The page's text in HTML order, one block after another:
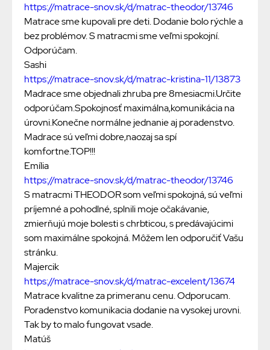
https://matrace-snov.sk/d/matrac-theodor/13746
Matrace sme kupovali pre deti. Dodanie bolo rýchle a
bez problémov. S matracmi sme veľmi spokojní.
Odporúčam.
Sashi
https://matrace-snov.sk/d/matrac-kristina-11/13873
Madrace sme objednali zhruba pre 8mesiacmi.Určite
odporúčam.Spokojnosť maximálna,komunikácia na
úrovni.Konečne normálne jednanie aj poradenstvo.
Madrace sú veľmi dobre,naozaj sa spí
komfortne.TOP!!!
Emília
https://matrace-snov.sk/d/matrac-theodor/13746
S matracmi THEODOR som veľmi spokojná, sú veľmi
príjemné a pohodlné, splnili moje očakávanie,
zmierňujú moje bolesti s chrbticou, s predávajúcimi
som maximálne spokojná. Môžem len odporučiť Vašu
stránku.
Majercik
https://matrace-snov.sk/d/matrac-excelent/13674
Matrace kvalitne za primeranu cenu. Odporucam.
Poradenstvo komunikacia dodanie na vysokej urovni.
Tak by to malo fungovat vsade.
Matúš